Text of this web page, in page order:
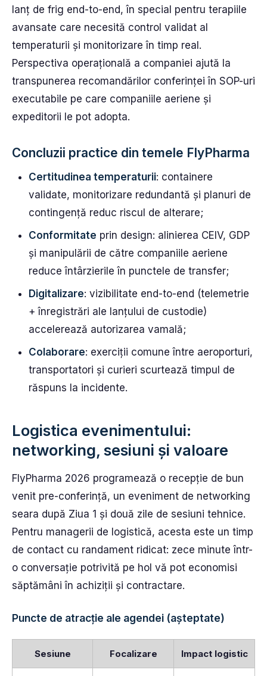
lanț de frig end-to-end, în special pentru terapiile
avansate care necesită control validat al
temperaturii și monitorizare în timp real.
Perspectiva operațională a companiei ajută la
transpunerea recomandărilor conferinței în SOP-uri
executabile pe care companiile aeriene și
expeditorii le pot adopta.
Concluzii practice din temele FlyPharma
Certitudinea temperaturii: containere
validate, monitorizare redundantă și planuri de
contingență reduc riscul de alterare;
Conformitate prin design: alinierea CEIV, GDP
și manipulării de către companiile aeriene
reduce întârzierile în punctele de transfer;
Digitalizare: vizibilitate end-to-end (telemetrie
+ înregistrări ale lanțului de custodie)
accelerează autorizarea vamală;
Colaborare: exerciții comune între aeroporturi,
transportatori și curieri scurtează timpul de
răspuns la incidente.
Logistica evenimentului:
networking, sesiuni și valoare
FlyPharma 2026 programează o recepție de bun
venit pre-conferință, un eveniment de networking
seara după Ziua 1 și două zile de sesiuni tehnice.
Pentru managerii de logistică, acesta este un timp
de contact cu randament ridicat: zece minute într-
o conversație potrivită pe hol vă pot economisi
săptămâni în achiziții și contractare.
Puncte de atracție ale agendei (așteptate)
Sesiune Focalizare Impact logistic